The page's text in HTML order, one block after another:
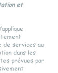
et
de services au
dans les
prévues par